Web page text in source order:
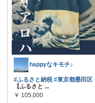
happyなキモチ♪
#ふるさと納税 #東京都墨田区
【ふるさと ...
￥ 105,000